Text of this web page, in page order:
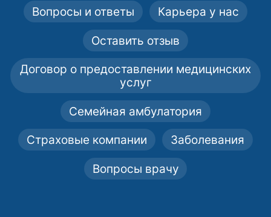
Вопросы и ответы Карьера у нас
Оставить отзыв
Договор о предоставлении медицинских
услуг
Семейная амбулатория
Страховые компании Заболевания
Вопросы врачу